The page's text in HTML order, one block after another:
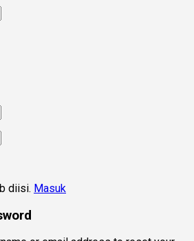
diisi. Masuk